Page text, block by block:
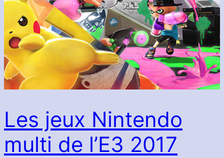
Les jeux Nintendo
multi de l’E3 2017